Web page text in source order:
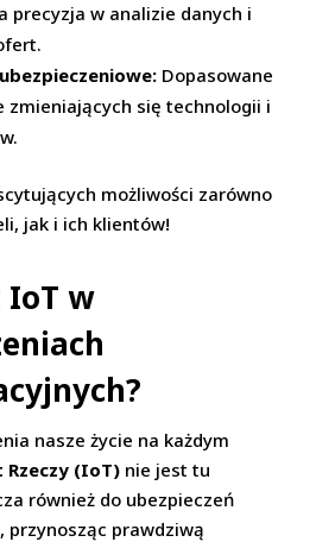
precyzja w analizie danych i
Dopasowane
zmieniających się technologii i
możliwości zarówno
jak i ich klientów!
IoT w
nasze życie na każdym
(IoT) nie jest tu
również do ubezpieczeń
przynosząc prawdziwą